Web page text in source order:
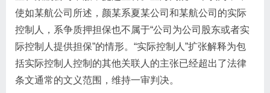
使如某航公司所述，颜某系夏某公司和某航公司的实际
控制人，系争质押担保也不属于“公司为公司股东或者实
际控制人提供担保”的情形。“实际控制人”扩张解释为包
括实际控制人控制的其他关联人的主张已经超出了法律
条文通常的文义范围，维持一审判决。